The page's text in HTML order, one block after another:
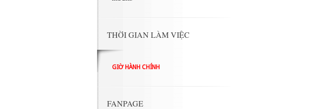
THỜI GIAN LÀM VIỆC
GIỜ HÀNH CHÍNH
FANPAGE